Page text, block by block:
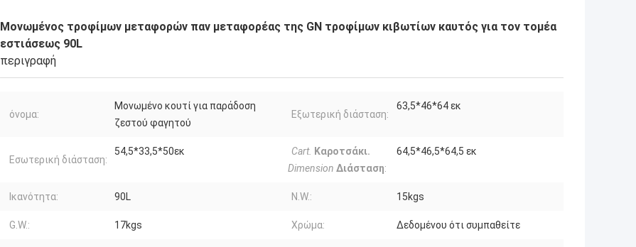
Μονωμένος τροφίμων μεταφορών παν μεταφορέας της GN τροφίμων κιβωτίων καυτός για τον τομέα
εστιάσεως 90L
περιγραφή
όνομα:
Μονωμένο κουτί για παράδοση
ζεστού φαγητού
Εξωτερική διάσταση:
63,5*46*64 εκ
Εσωτερική διάσταση:
54,5*33,5*50εκ Cart. Καροτσάκι.
Dimension Διάσταση:
64,5*46,5*64,5 εκ
Ικανότητα: 90L N.W.: 15kgs
G.W.: 17kgs Χρώμα: Δεδομένου ότι συμπαθείτε